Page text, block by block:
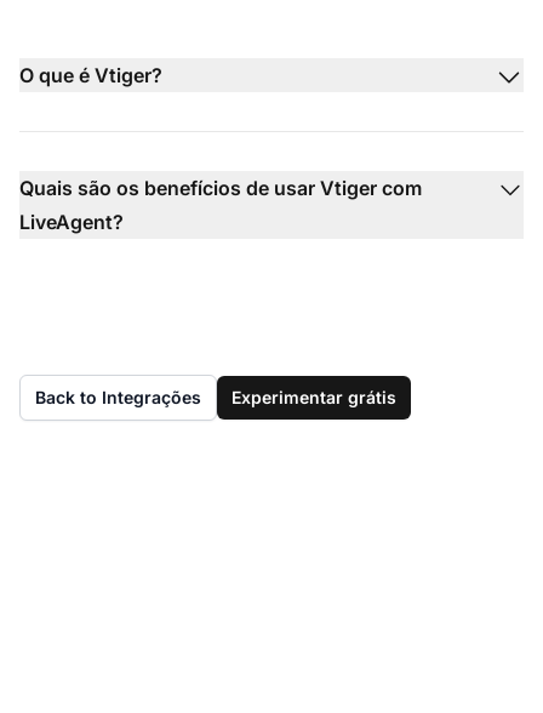
O que é Vtiger?
Quais são os benefícios de usar Vtiger com
LiveAgent?
Back to Integrações Experimentar grátis